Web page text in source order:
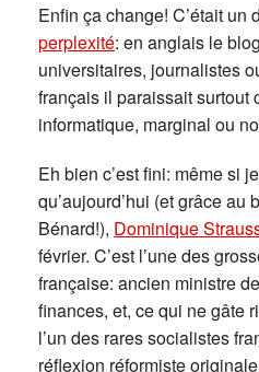
Enfin ça change! C’était un
perplexité: en anglais le
universitaires, journalistes
français il paraissait surtout
informatique, marginal ou
Eh bien c’est fini: même si
qu’aujourd’hui (et grâce
Bénard!), Dominique
février. C’est l’une des
française: ancien ministre
finances, et, ce qui ne gâte
l’un des rares socialistes
réflexion réformiste